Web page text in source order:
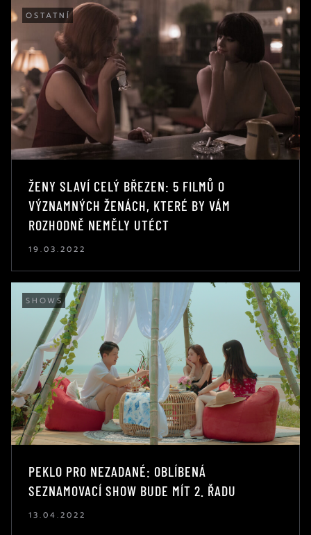
OSTATNÍ
ŽENY SLAVÍ CELÝ BŘEZEN: 5 FILMŮ O
VÝZNAMNÝCH ŽENÁCH, KTERÉ BY VÁM
ROZHODNĚ NEMĚLY UTÉCT
19.03.2022
SHOWS
PEKLO PRO NEZADANÉ: OBLÍBENÁ
SEZNAMOVACÍ SHOW BUDE MÍT 2. ŘADU
13.04.2022